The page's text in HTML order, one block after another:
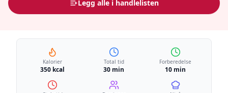
Legg alle i handlelisten
Kalorier
350 kcal
Total tid
30 min
Forberedelse
10 min